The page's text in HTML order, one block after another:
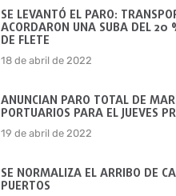
SE LEVANTÓ EL PARO:
ACORDARON UNA SUBA DEL 20
DE FLETE
18 de abril de 2022
ANUNCIAN PARO TOTAL DE
PORTUARIOS PARA EL JUEVES
19 de abril de 2022
SE NORMALIZA EL ARRIBO DE
PUERTOS